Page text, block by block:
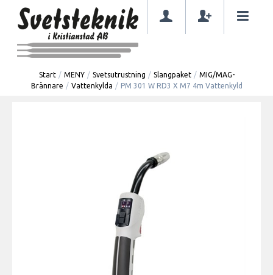
Start / MENY / Svetsutrustning / Slangpaket / MIG/MAG-
Brännare / Vattenkylda / PM 301 W RD3 X M7 4m Vattenkyld